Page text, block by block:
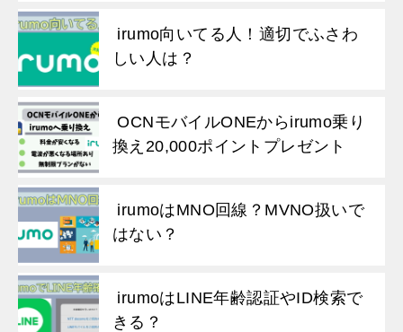
irumo向いてる人！適切でふさわ
しい人は？
OCNモバイルONEからirumo乗り
換え20,000ポイントプレゼント
irumoはMNO回線？MVNO扱いで
はない？
irumoはLINE年齢認証やID検索で
きる？